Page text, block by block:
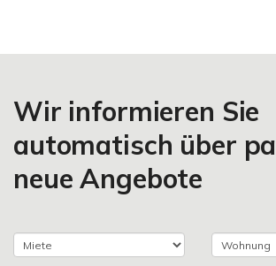
Wir informieren Sie
automatisch über
neue Angebote